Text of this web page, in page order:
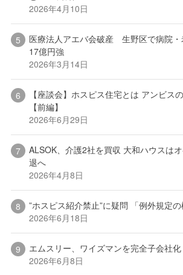
2026年4月10日
医療法人アエバ会破産 生野区で病院
17億円強
2026年3月14日
【座談会】ホスピス住宅とは アンビス
【前編】
2026年6月29日
ALSOK、介護2社を買収 大和ハウスは
退へ
2026年4月8日
”ホスピス紹介禁止”に疑問 「例外規定の
2026年6月18日
エムスリー、ワイズマンを完全子会社化
2026年6月8日